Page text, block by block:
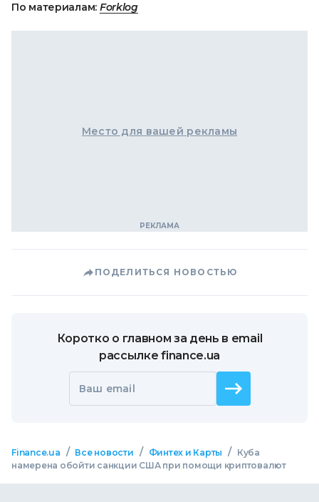
По материалам: Forklog
Место для вашей рекламы
ПОДЕЛИТЬСЯ НОВОСТЬЮ
Коротко о главном за день в email
рассылке finance.ua
Ваш email
Finance.ua / Все новости / Финтех и Карты /
Куба
намерена обойти санкции США при помощи криптовалют